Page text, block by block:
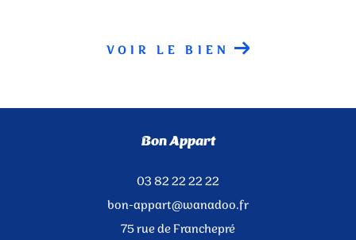
VOIR LE BIEN
Bon Appart
03 82 22 22 22
bon-appart@wanadoo.fr
75 rue de Franchepré